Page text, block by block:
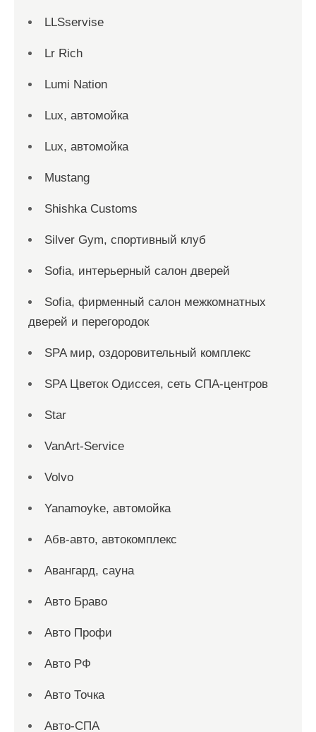
LLSservise
Lr Rich
Lumi Nation
Lux, автомойка
Lux, автомойка
Mustang
Shishka Customs
Silver Gym, спортивный клуб
Sofia, интерьерный салон дверей
Sofia, фирменный салон межкомнатных
дверей и перегородок
SPA мир, оздоровительный комплекс
SPA Цветок Одиссея, сеть СПА-центров
Star
VanArt-Service
Volvo
Yanamoyke, автомойка
Абв-авто, автокомплекс
Авангард, сауна
Авто Браво
Авто Профи
Авто РФ
Авто Точка
Авто-СПА